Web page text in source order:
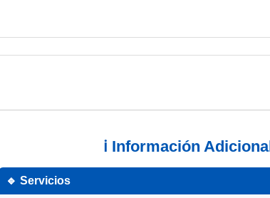
ℹ Información Adicional
🔹 Servicios